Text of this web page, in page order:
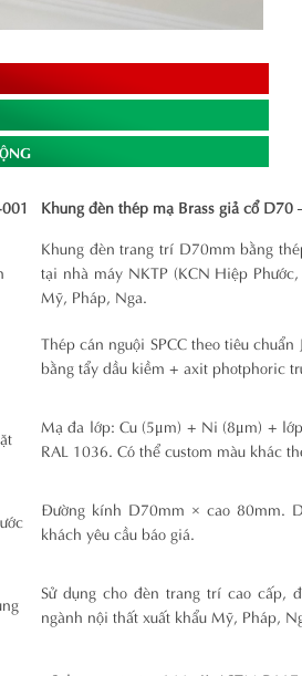
Khung đèn thép mạ Brass giả cổ
Khung đèn trang trí D70mm bằng
tại nhà máy NKTP (KCN Hiệp
Mỹ, Pháp, Nga.
Thép cán nguội SPCC theo tiêu
bằng tẩy dầu kiềm + axit photphoric
Mạ đa lớp: Cu (5μm) + Ni (8μm) +
RAL 1036. Có thể custom màu khác
Đường kính D70mm × cao 80mm.
khách yêu cầu báo giá.
Sử dụng cho đèn trang trí cao cấp,
ngành nội thất xuất khẩu Mỹ, Pháp,